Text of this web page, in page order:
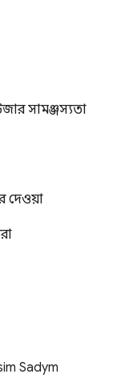
সামঞ্জস্যতা
দেওয়া
Sadym